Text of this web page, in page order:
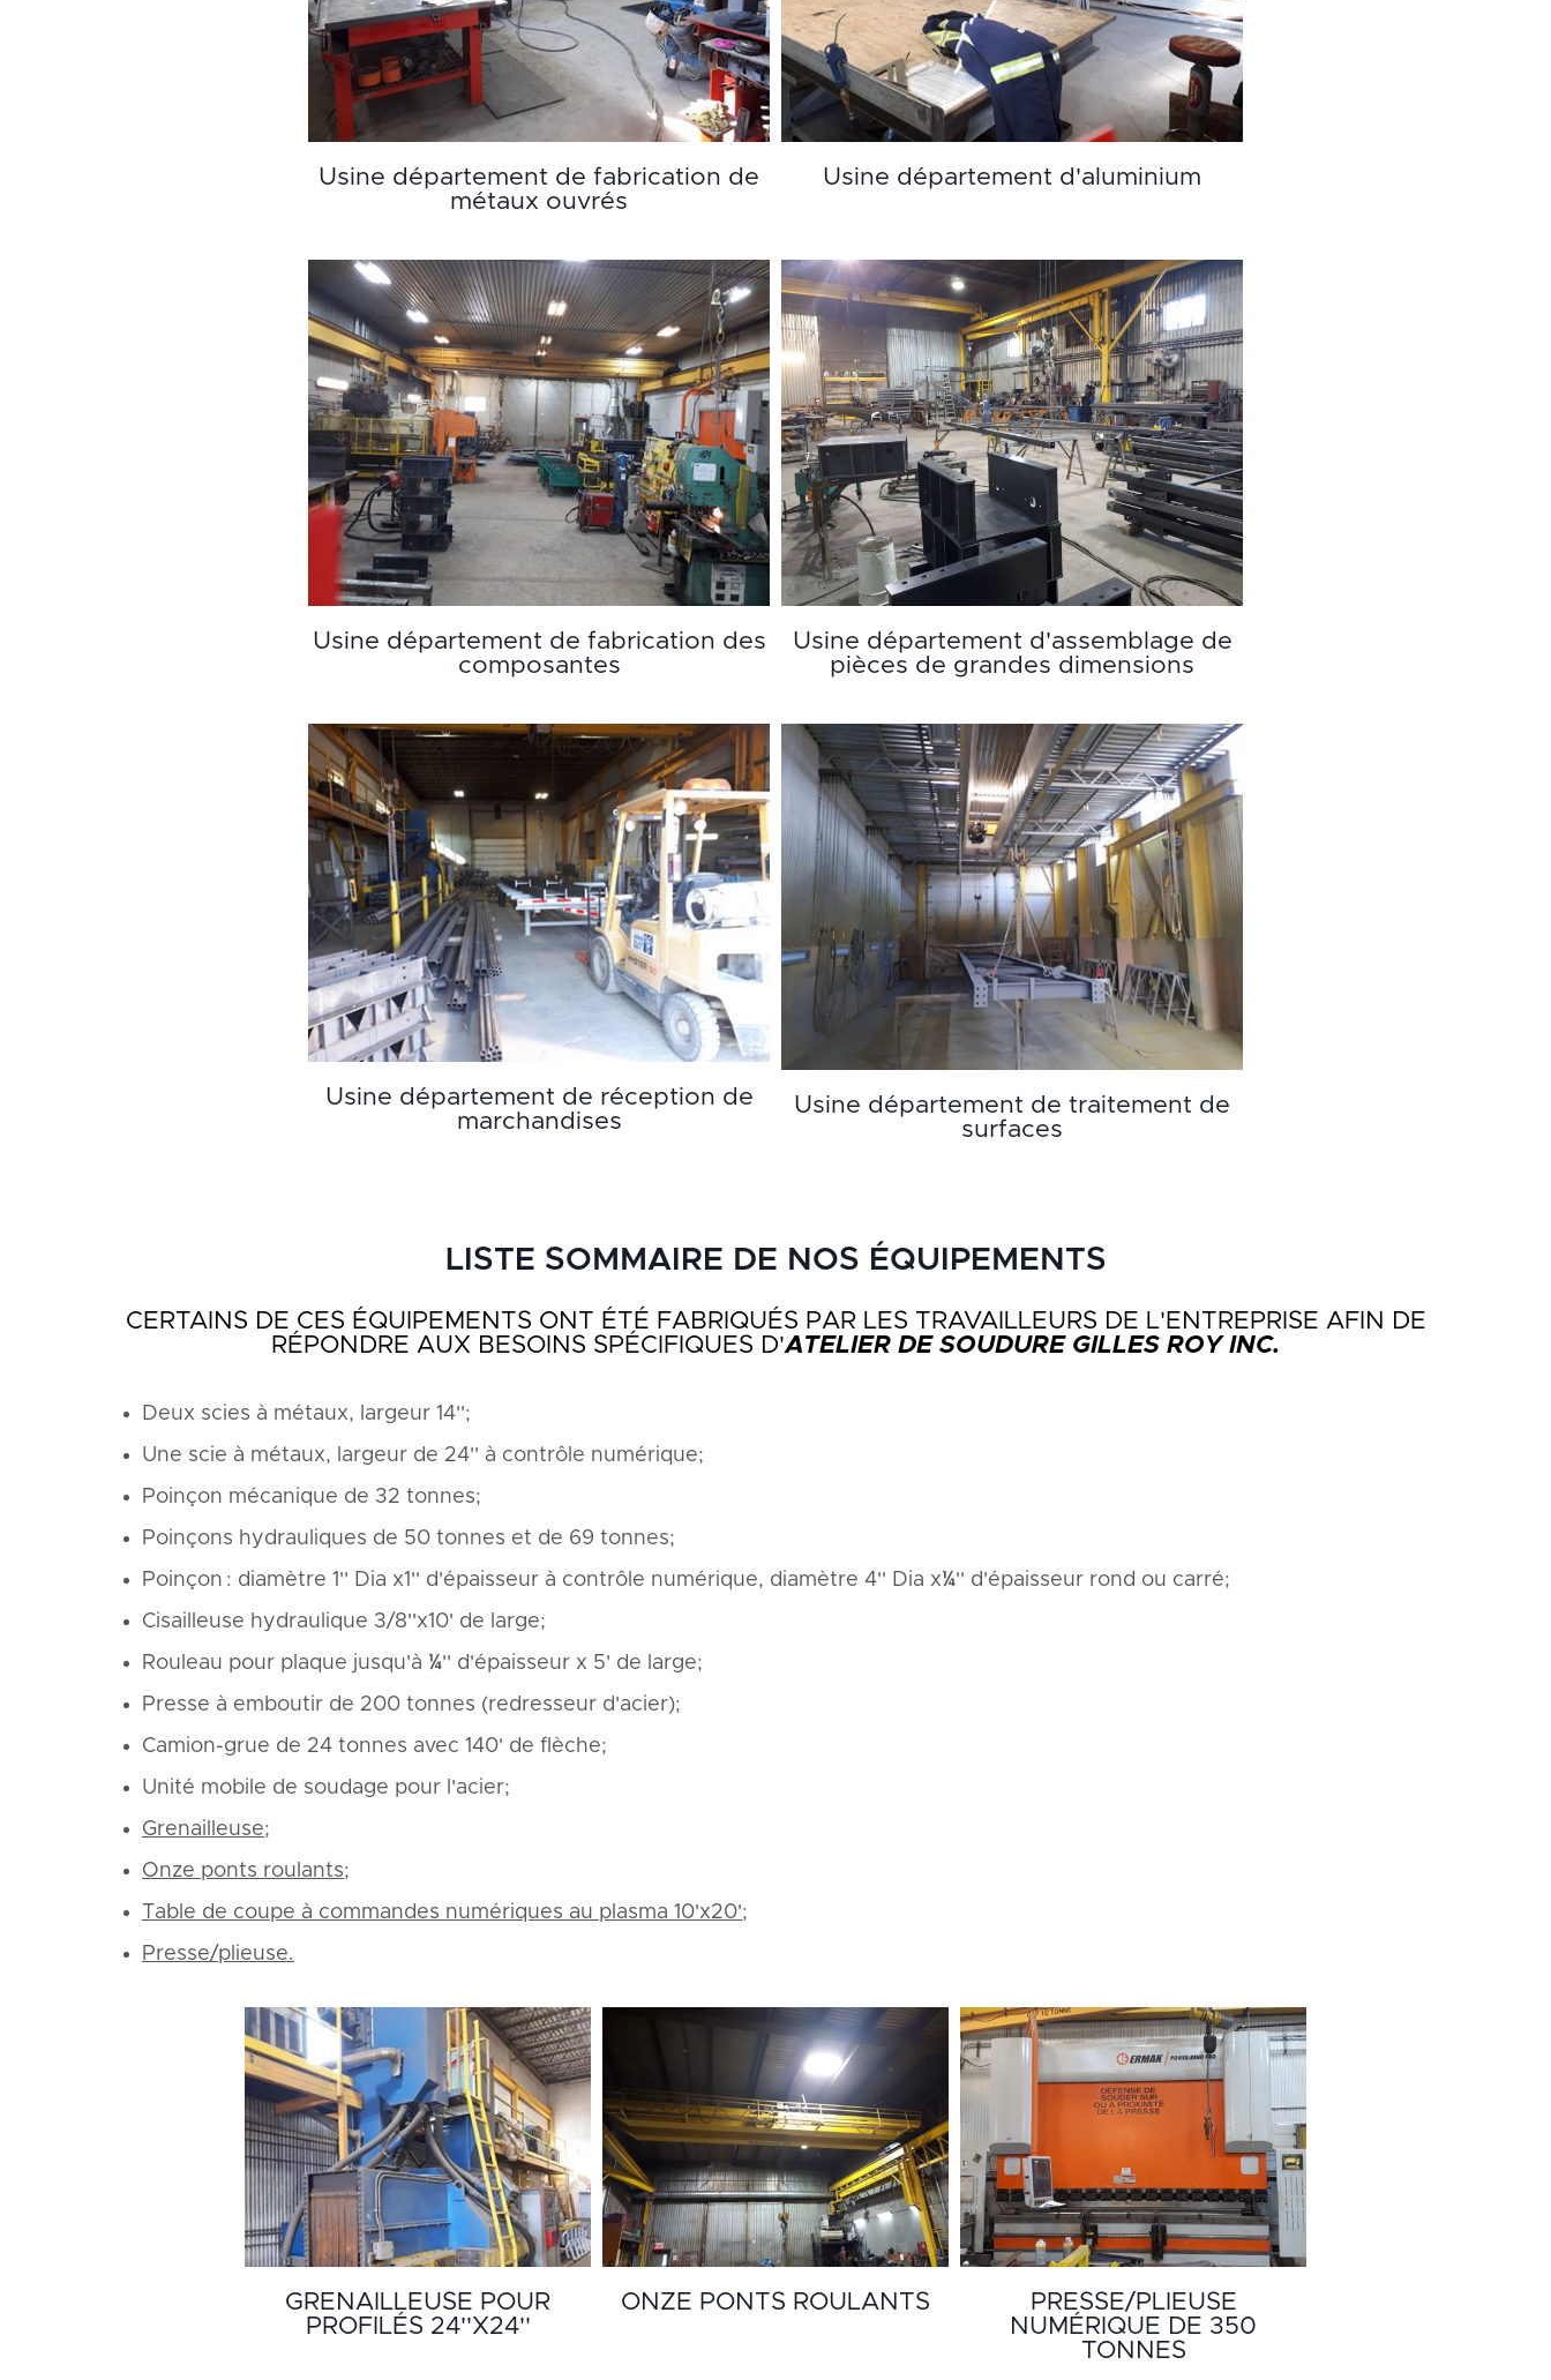
Usine département de fabrication de
métaux ouvrés
Usine département d'aluminium
Usine département de fabrication des
composantes
Usine département d'assemblage de
pièces de grandes dimensions
Usine département de réception de
marchandises
Usine département de traitement de
surfaces
LISTE SOMMAIRE DE NOS ÉQUIPEMENTS
CERTAINS DE CES ÉQUIPEMENTS ONT ÉTÉ FABRIQUÉS PAR LES TRAVAILLEURS DE L'ENTREPRISE AFIN DE
RÉPONDRE AUX BESOINS SPÉCIFIQUES D'ATELIER DE SOUDURE GILLES ROY INC.
Deux scies à métaux, largeur 14'';
Une scie à métaux, largeur de 24'' à contrôle numérique;
Poinçon mécanique de 32 tonnes;
Poinçons hydrauliques de 50 tonnes et de 69 tonnes;
Poinçon : diamètre 1'' Dia x1'' d'épaisseur à contrôle numérique, diamètre 4'' Dia x¼'' d'épaisseur rond ou carré;
Cisailleuse hydraulique 3/8''x10' de large;
Rouleau pour plaque jusqu'à ¼'' d'épaisseur x 5' de large;
Presse à emboutir de 200 tonnes (redresseur d'acier);
Camion-grue de 24 tonnes avec 140' de flèche;
Unité mobile de soudage pour l'acier;
Grenailleuse;
Onze ponts roulants;
Table de coupe à commandes numériques au plasma 10'x20';
Presse/plieuse.
GRENAILLEUSE POUR
PROFILÉS 24''X24''
ONZE PONTS ROULANTS
PRESSE/PLIEUSE
NUMÉRIQUE DE 350
TONNES